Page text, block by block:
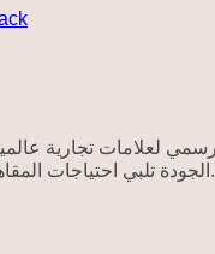
لعلامات تجارية
الجودة تلبي احتياجات المقاهي، المطاعم، الفنادق، والمنازل.